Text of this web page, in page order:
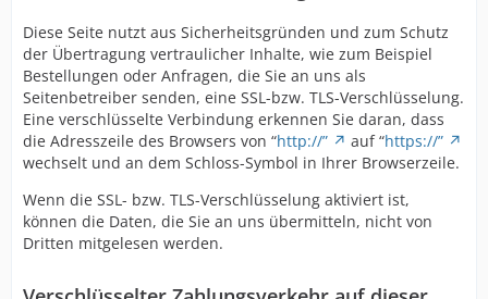
Diese Seite nutzt aus Sicherheitsgründen und zum Schutz
der Übertragung vertraulicher Inhalte, wie zum Beispiel
Bestellungen oder Anfragen, die Sie an uns als
Seitenbetreiber senden, eine SSL-bzw. TLS-Verschlüsselung.
Eine verschlüsselte Verbindung erkennen Sie daran, dass
die Adresszeile des Browsers von “http://” auf “https://”
wechselt und an dem Schloss-Symbol in Ihrer Browserzeile.
Wenn die SSL- bzw. TLS-Verschlüsselung aktiviert ist,
können die Daten, die Sie an uns übermitteln, nicht von
Dritten mitgelesen werden.